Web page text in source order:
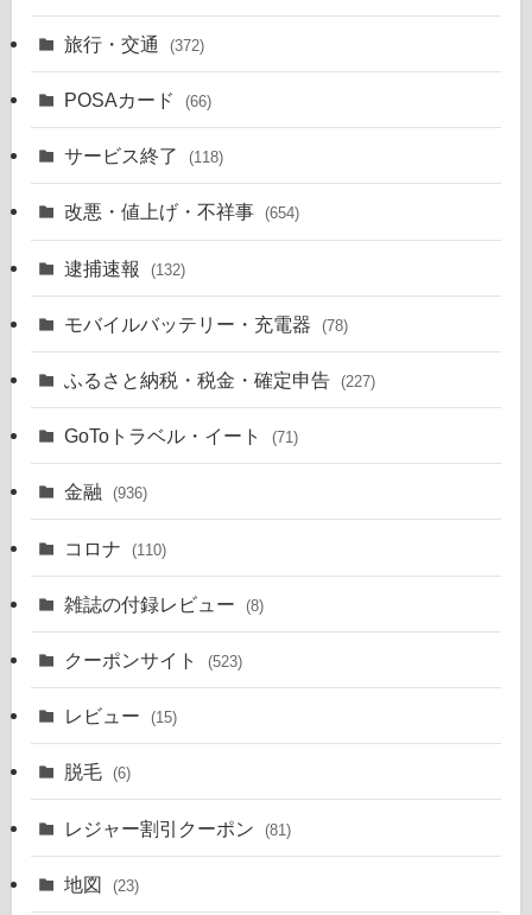
旅行・交通 (372)
POSAカード (66)
サービス終了 (118)
改悪・値上げ・不祥事 (654)
逮捕速報 (132)
モバイルバッテリー・充電器 (78)
ふるさと納税・税金・確定申告 (227)
GoToトラベル・イート (71)
金融 (936)
コロナ (110)
雑誌の付録レビュー (8)
クーポンサイト (523)
レビュー (15)
脱毛 (6)
レジャー割引クーポン (81)
地図 (23)